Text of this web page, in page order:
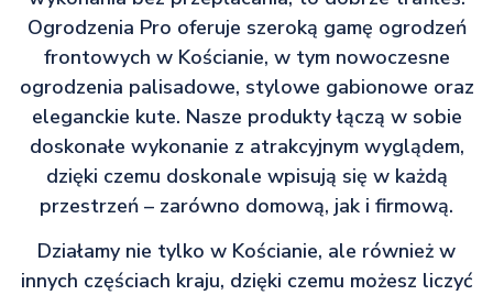
Ogrodzenia Pro oferuje szeroką gamę ogrodzeń
frontowych w Kościanie, w tym nowoczesne
ogrodzenia palisadowe, stylowe gabionowe oraz
eleganckie kute. Nasze produkty łączą w sobie
doskonałe wykonanie z atrakcyjnym wyglądem,
dzięki czemu doskonale wpisują się w każdą
przestrzeń – zarówno domową, jak i firmową.
Działamy nie tylko w Kościanie, ale również w
innych częściach kraju, dzięki czemu możesz liczyć